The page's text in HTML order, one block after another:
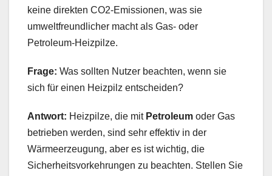
keine direkten CO2-Emissionen, was sie
umweltfreundlicher macht als Gas- oder
Petroleum-Heizpilze.
Frage: Was sollten Nutzer beachten, wenn sie
sich für einen Heizpilz entscheiden?
Antwort: Heizpilze, die mit Petroleum oder Gas
betrieben werden, sind sehr effektiv in der
Wärmeerzeugung, aber es ist wichtig, die
Sicherheitsvorkehrungen zu beachten. Stellen Sie